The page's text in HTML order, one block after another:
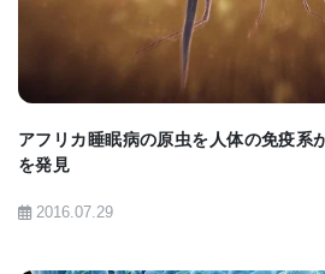
も、腸内細菌の構成や細菌の相
することが考えられる。人体に
オームの特徴を示すパラメータ
なれば、1型糖尿病のような自
い方法を開発することもできる
べている。
アフリカ睡眠病の原虫を人体の免疫系
を発見
2016.07.29